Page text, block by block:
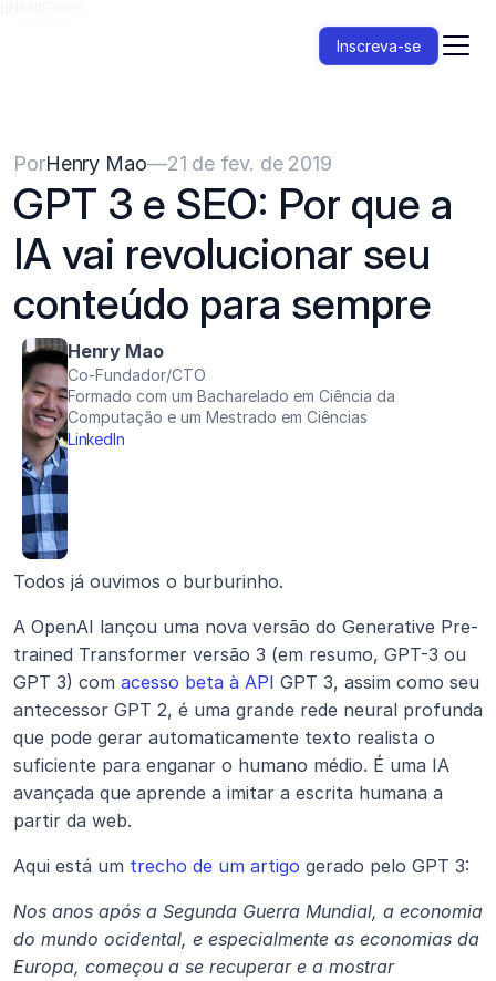
Inscreva-se
PorHenry Mao—21 de fev. de 2019
GPT 3 e SEO: Por que a
IA vai revolucionar seu
conteúdo para sempre
Henry Mao
Co-Fundador/CTO
Formado com um Bacharelado em Ciência da
Computação e um Mestrado em Ciências
LinkedIn
Todos já ouvimos o burburinho.
A OpenAI lançou uma nova versão do Generative Pre-
trained Transformer versão 3 (em resumo, GPT-3 ou
GPT 3) com acesso beta à API GPT 3, assim como seu
antecessor GPT 2, é uma grande rede neural profunda
que pode gerar automaticamente texto realista o
suficiente para enganar o humano médio. É uma IA
avançada que aprende a imitar a escrita humana a
partir da web.
Aqui está um trecho de um artigo gerado pelo GPT 3:
Nos anos após a Segunda Guerra Mundial, a economia
do mundo ocidental, e especialmente as economias da
Europa, começou a se recuperar e a mostrar